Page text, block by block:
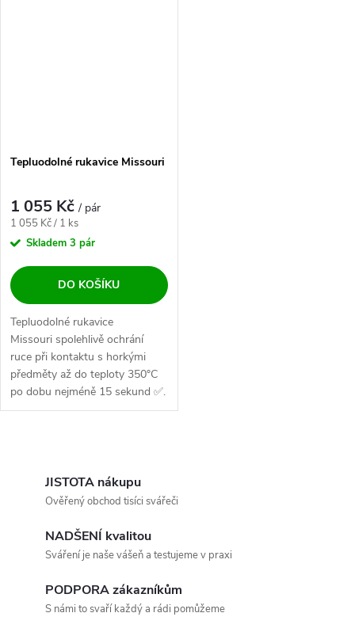
Tepluodolné rukavice Missouri
1 055 Kč/ pár
Měrná cena:
1 055 Kč / 1 ks
Skladem 3 pár
DO KOŠÍKU
Tepluodolné rukavice
Missouri spolehlivě ochrání
ruce při kontaktu s horkými
předměty až do teploty 350°C
po dobu nejméně 15 sekund ✅.
JISTOTA nákupu
Ověřený obchod tisíci svářeči
NADŠENÍ kvalitou
Sváření je naše vášeň a testujeme v praxi
PODPORA zákazníkům
S námi to svaří každý a rádi pomůžeme